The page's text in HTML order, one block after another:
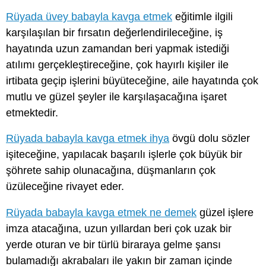
Rüyada üvey babayla kavga etmek eğitimle ilgili
karşılaşılan bir fırsatın değerlendirileceğine, iş
hayatında uzun zamandan beri yapmak istediği
atılımı gerçekleştireceğine, çok hayırlı kişiler ile
irtibata geçip işlerini büyüteceğine, aile hayatında çok
mutlu ve güzel şeyler ile karşılaşacağına işaret
etmektedir.
Rüyada babayla kavga etmek ihya övgü dolu sözler
işiteceğine, yapılacak başarılı işlerle çok büyük bir
şöhrete sahip olunacağına, düşmanların çok
üzüleceğine rivayet eder.
Rüyada babayla kavga etmek ne demek güzel işlere
imza atacağına, uzun yıllardan beri çok uzak bir
yerde oturan ve bir türlü biraraya gelme şansı
bulamadığı akrabaları ile yakın bir zaman içinde